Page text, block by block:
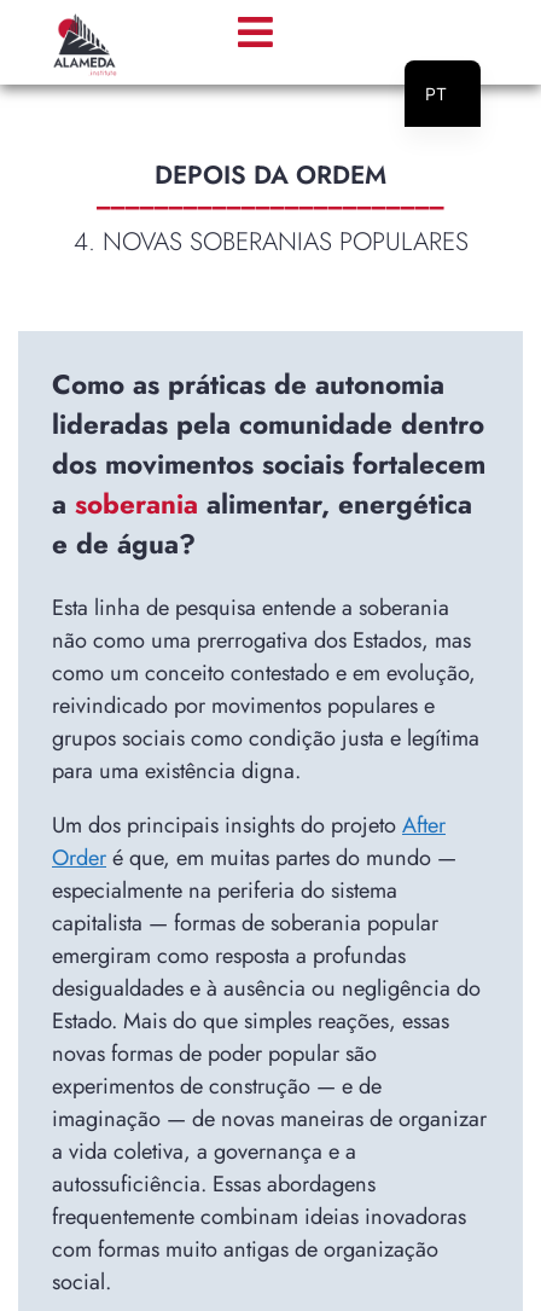
DEPOIS DA ORDEM
________________________
4. NOVAS SOBERANIAS POPULARES
Como as práticas de autonomia
lideradas pela comunidade dentro
dos movimentos sociais fortalecem
a soberania alimentar, energética
e de água?
Esta linha de pesquisa entende a soberania
não como uma prerrogativa dos Estados, mas
como um conceito contestado e em evolução,
reivindicado por movimentos populares e
grupos sociais como condição justa e legítima
para uma existência digna.
Um dos principais insights do projetoAfter
Orderé que, em muitas partes do mundo —
especialmente na periferia do sistema
capitalista — formas de soberania popular
emergiram como resposta a profundas
desigualdades e à ausência ou negligência do
Estado. Mais do que simples reações, essas
novas formas de poder popular são
experimentos de construção — e de
imaginação — de novas maneiras de organizar
a vida coletiva, a governança e a
autossuficiência. Essas abordagens
frequentemente combinam ideias inovadoras
com formas muito antigas de organização
social.
PT
EN